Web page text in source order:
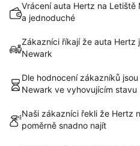
Vrácení auta Hertz na
a jednoduché
Zákazníci říkají že auta Hertz
Newark
Dle hodnocení zákazníků
Newark ve vyhovujícím stavu
Naši zákazníci řekli že Hertz
poměrně snadno najít